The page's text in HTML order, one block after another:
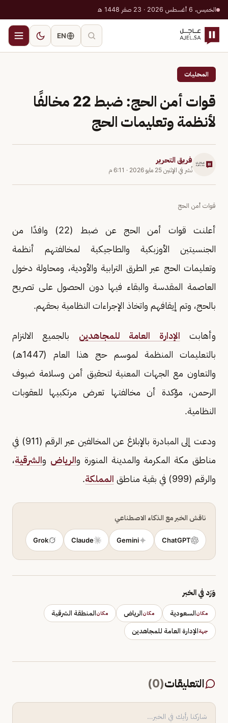
الخميس، 6 أغسطس 2026 · 23 صفر 1448 هـ
EN
المحليات
قوات أمن الحج: ضبط 22 مخالفًا
لأنظمة وتعليمات الحج
فريق التحرير
نُشر في الإثنين 25 مايو 2026 · 6:11 م
قوات أمن الحج
أعلنت قوات أمن الحج عن ضبط (22) وافدًا من
الجنسيتين الأوزبكية والطاجيكية لمخالفتهم أنظمة
وتعليمات الحج عبر الطرق الترابية والأودية، ومحاولة دخول
العاصمة المقدسة والبقاء فيها دون الحصول على تصريح
بالحج، وتم إيقافهم واتخاذ الإجراءات النظامية بحقهم.
وأهابت الإدارة العامة للمجاهدين بالجميع الالتزام
بالتعليمات المنظمة لموسم حج هذا العام (1447هـ)
والتعاون مع الجهات المعنية لتحقيق أمن وسلامة ضيوف
الرحمن، مؤكدة أن مخالفتها تعرض مرتكبيها للعقوبات
النظامية.
ودعت إلى المبادرة بالإبلاغ عن المخالفين عبر الرقم (911) في
مناطق مكة المكرمة والمدينة المنورة والرياض والشرقية،
والرقم (999) في بقية مناطق
المملكة.
ناقش الخبر مع الذكاء الاصطناعي
ChatGPT
Gemini
Claude
Grok
وَرَد في الخبر
مكانالسعودية مكانالرياض مكانالمنطقة الشرقية
جهةالإدارة العامة للمجاهدين
التعليقات(
0
)